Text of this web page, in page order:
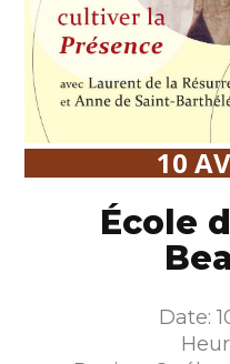
10
École
Date: